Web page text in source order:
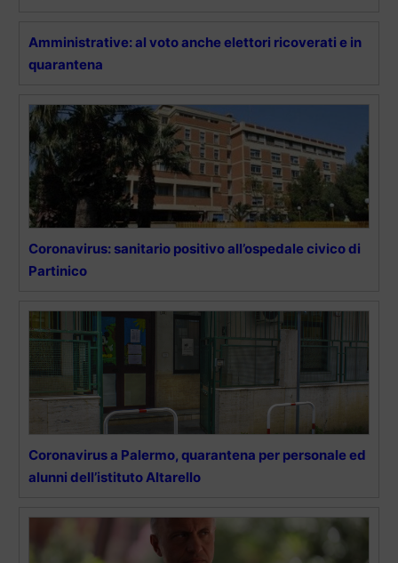
Amministrative: al voto anche elettori ricoverati e in
quarantena
Coronavirus: sanitario positivo all’ospedale civico di
Partinico
Coronavirus a Palermo, quarantena per personale ed
alunni dell’istituto Altarello